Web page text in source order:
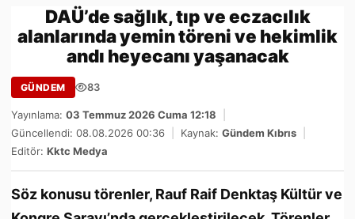
DAÜ’de sağlık, tıp ve eczacılık
alanlarında yemin töreni ve hekimlik
andı heyecanı yaşanacak
GÜNDEM 83
Yayınlama: 03 Temmuz 2026 Cuma 12:18
Güncellendi: 08.08.2026 00:36
Kaynak: Gündem Kıbrıs
Editör: Kktc Medya
Söz konusu törenler, Rauf Raif Denktaş Kültür ve